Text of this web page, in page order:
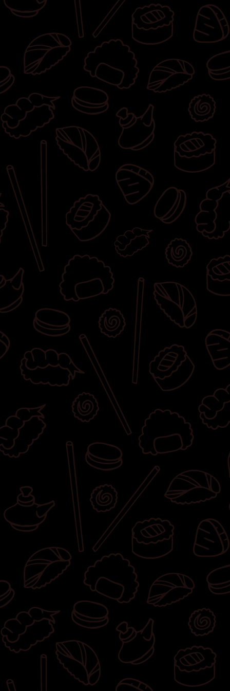
owinięta węgorzem, 8x california z krewetką
w tempurze, węgorzem w tempurze,
awokado, majonezem lekko pikantnym,
sosem teriyaki i masagą owinięta krewetką